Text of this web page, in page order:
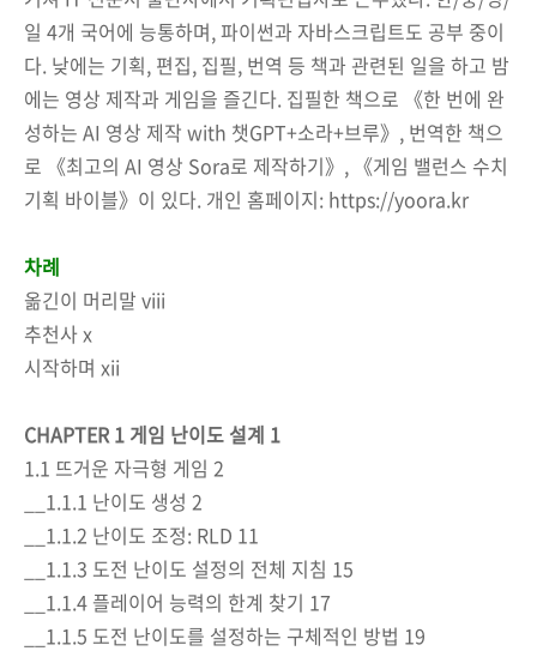
일 4개 국어에 능통하며, 파이썬과 자바스크립트도 공부 중이
다. 낮에는 기획, 편집, 집필, 번역 등 책과 관련된 일을 하고 밤
에는 영상 제작과 게임을 즐긴다. 집필한 책으로 《한 번에 완
성하는 AI 영상 제작 with 챗GPT+소라+브루》, 번역한 책으
로 《최고의 AI 영상 Sora로 제작하기》, 《게임 밸런스 수치
기획 바이블》이 있다. 개인 홈페이지: https://yoora.kr
차례
옮긴이 머리말 viii
추천사 x
시작하며 xii
CHAPTER 1 게임 난이도 설계 1
1.1 뜨거운 자극형 게임 2
__1.1.1 난이도 생성 2
__1.1.2 난이도 조정: RLD 11
__1.1.3 도전 난이도 설정의 전체 지침 15
__1.1.4 플레이어 능력의 한계 찾기 17
__1.1.5 도전 난이도를 설정하는 구체적인 방법 19